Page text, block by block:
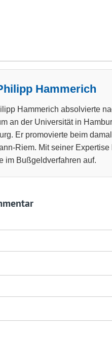
Hammerich
Hammerich absolvierte
an der Universität in
Er promovierte beim
Riem. Mit seiner
im Bußgeldverfahren auf.